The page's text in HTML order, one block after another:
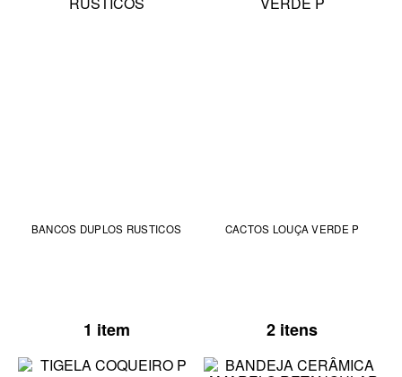
BANCOS DUPLOS RUSTICOS
1 item
CACTOS LOUÇA VERDE P
2 itens